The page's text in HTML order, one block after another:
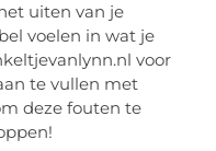
uiten van je
voelen in wat je
voor
te vullen met
deze fouten te